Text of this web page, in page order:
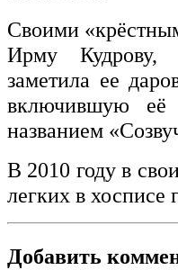
Своими
Ирму Кудрову,
заметила ее
включившую её
названием
В 2010 году в
легких в хосписе
Добавить